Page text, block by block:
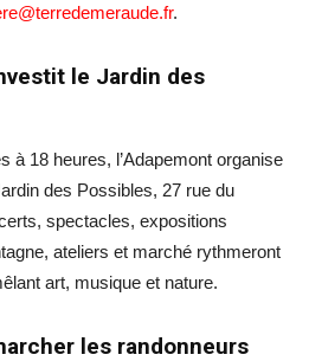
.
le Jardin des
à 18 heures, l’Adapemont organise
des Possibles, 27 rue du
spectacles, expositions
ateliers et marché rythmeront
art, musique et nature.
les randonneurs